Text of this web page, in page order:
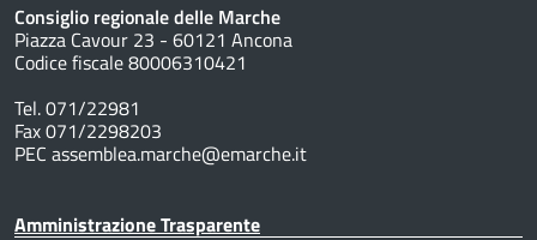
Consiglio regionale delle Marche
Piazza Cavour 23 - 60121 Ancona
Codice fiscale 80006310421
Tel. 071/22981
Fax 071/2298203
PEC assemblea.marche@emarche.it
Amministrazione Trasparente